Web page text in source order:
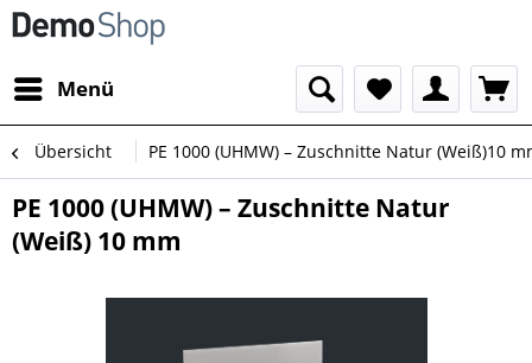
Menü
Übersicht PE 1000 (UHMW) – Zuschnitte Natur (Weiß)10
PE 1000 (UHMW) – Zuschnitte Natur
(Weiß) 10 mm